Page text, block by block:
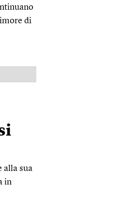
di
alla sua
in